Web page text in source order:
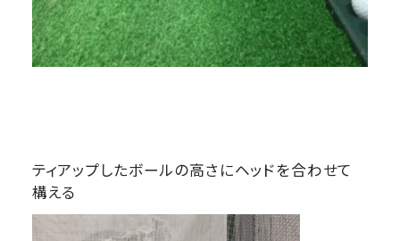
ティアップしたボールの高さにヘッドを合わせて
構える